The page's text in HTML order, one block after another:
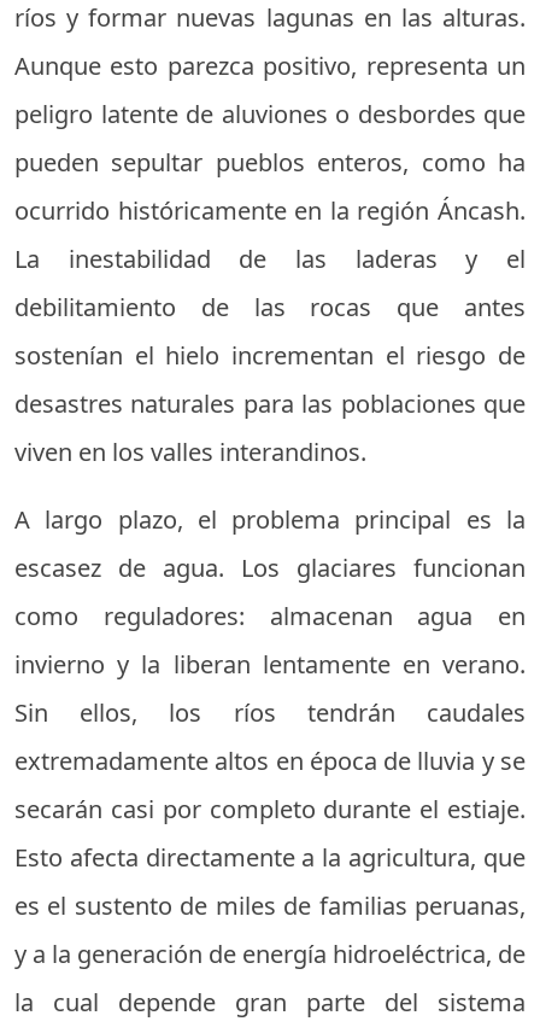
ríos y formar nuevas lagunas en las alturas.
Aunque esto parezca positivo, representa un
peligro latente de aluviones o desbordes que
pueden sepultar pueblos enteros, como ha
ocurrido históricamente en la región Áncash.
La inestabilidad de las laderas y el
debilitamiento de las rocas que antes
sostenían el hielo incrementan el riesgo de
desastres naturales para las poblaciones que
viven en los valles interandinos.
A largo plazo, el problema principal es la
escasez de agua. Los glaciares funcionan
como reguladores: almacenan agua en
invierno y la liberan lentamente en verano.
Sin ellos, los ríos tendrán caudales
extremadamente altos en época de lluvia y se
secarán casi por completo durante el estiaje.
Esto afecta directamente a la agricultura, que
es el sustento de miles de familias peruanas,
y a la generación de energía hidroeléctrica, de
la cual depende gran parte del sistema